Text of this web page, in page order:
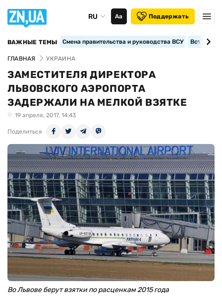
RU Аа Поддержать
ВАЖНЫЕ ТЕМЫ Смена правительства и руководства ВСУ
ГЛАВНАЯ УКРАИНА
ЗАМЕСТИТЕЛЯ ДИРЕКТОРА
ЛЬВОВСКОГО АЭРОПОРТА
ЗАДЕРЖАЛИ НА МЕЛКОЙ ВЗЯТКЕ
19 апреля, 2017, 14:43
Поделиться
Во Львове берут взятки по расценкам 2015 года